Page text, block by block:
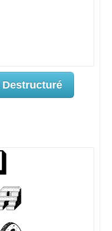
Destructuré